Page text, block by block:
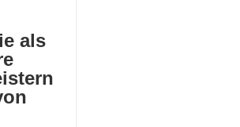
als